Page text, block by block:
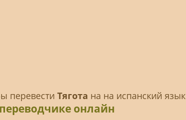
перевести Тягота на на испанский язык
онлайн